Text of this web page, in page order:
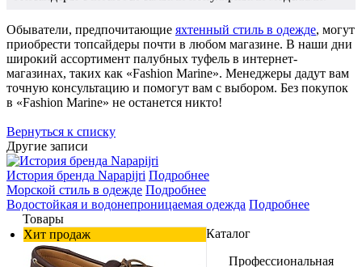
Обыватели, предпочитающие яхтенный стиль в одежде, могут
приобрести топсайдеры почти в любом магазине. В наши дни
широкий ассортимент палубных туфель в интернет-
магазинах, таких как «Fashion Marine». Менеджеры дадут вам
точную консультацию и помогут вам с выбором. Без покупок
в «Fashion Marine» не останется никто!
Вернуться к списку
Другие записи
История бренда Napapijri Подробнее
Морской стиль в одежде Подробнее
Водостойкая и водонепроницаемая одежда Подробнее
Товары
Хит продаж
Каталог
Профессиональная